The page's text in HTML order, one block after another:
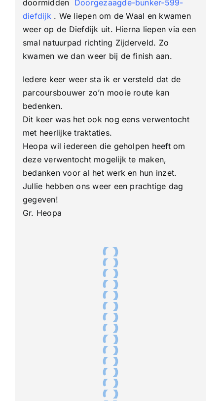
doormidden
Doorgezaagde-bunker-599-
diefdijk. We liepen om de Waal en kwamen
weer op de Diefdijk uit. Hierna liepen via een
smal natuurpad richting Zijderveld. Zo
kwamen we dan weer bij de finish aan.
Iedere keer weer sta ik er versteld dat de
parcoursbouwer zo’n mooie route kan
bedenken.
Dit keer was het ook nog eens verwentocht
met heerlijke traktaties.
Heopa wil iedereen die geholpen heeft om
deze verwentocht mogelijk te maken,
bedanken voor al het werk en hun inzet.
Jullie hebben ons weer een prachtige dag
gegeven!
Gr. Heopa